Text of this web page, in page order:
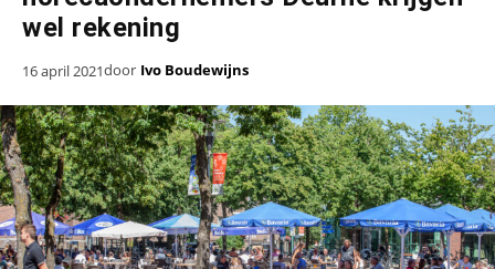
wel rekening
16 april 2021door Ivo Boudewijns